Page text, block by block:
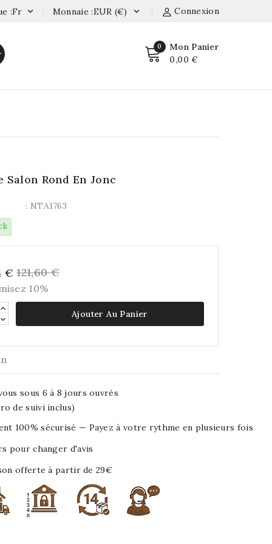
Connexion
Monnaie :EUR (€) 
:fr 
0 Mon Panier
0,00 €
Salon Rond En Jonc
: NTA1763
€ 121,60 €
10%
Ajouter Au Panier
sous 6 à 8 jours ouvrés
de suivi inclus)
100% sécurisé — Payez à votre rythme en plusieurs fois
pour changer d'avis
offerte à partir de 29€